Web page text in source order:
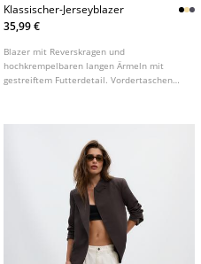
Klassischer-Jerseyblazer
35,99 €
Blazer mit Reverskragen und
hochkrempelbaren langen Ärmeln mit
gestreiftem Futterdetail. Vordertaschen